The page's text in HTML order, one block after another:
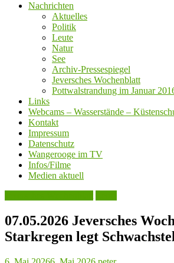
Nachrichten
Aktuelles
Politik
Leute
Natur
See
Archiv-Pressespiegel
Jeversches Wochenblatt
Pottwalstrandung im Januar
Links
Webcams – Wasserstände –
Kontakt
Impressum
Datenschutz
Wangerooge im TV
Infos/Filme
Medien aktuell
07.05.2026 Jeversches
Starkregen legt